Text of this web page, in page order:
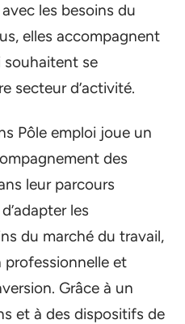
les besoins du
elles accompagnent
se
secteur d’activité.
Pôle emploi joue un
des
leur parcours
les
du marché du travail,
professionnelle et
Grâce à un
et à des dispositifs de